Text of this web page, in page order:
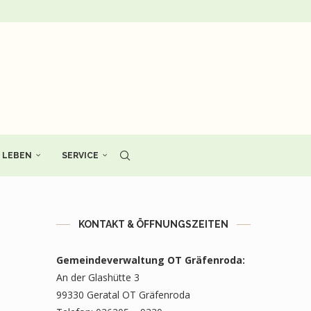
LEBEN SERVICE
KONTAKT & ÖFFNUNGSZEITEN
Gemeindeverwaltung OT Gräfenroda:
An der Glashütte 3
99330 Geratal OT Gräfenroda